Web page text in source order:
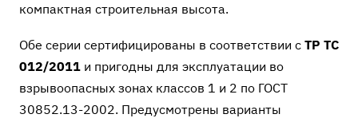
компактная строительная высота.
Обе серии сертифицированы в соответствии с ТР ТС
012/2011 и пригодны для эксплуатации во
взрывоопасных зонах классов 1 и 2 по ГОСТ
30852.13-2002. Предусмотрены варианты